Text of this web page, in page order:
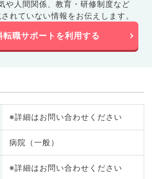
や人間関係、 教育・研修制度など
れていない情報をお伝えします。
転職サポートを利用する
※詳細はお問い合わせください
病院（一般）
※詳細はお問い合わせください